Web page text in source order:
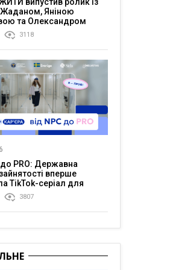
Жаданом, Яніною
та Олександром
життя в постійній
3118
до PRO: Державна
вперше
TikTok-серіал для
3807